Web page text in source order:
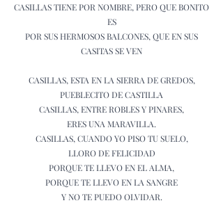
CASILLAS TIENE POR NOMBRE, PERO QUE BONITO
ES
POR SUS HERMOSOS BALCONES, QUE EN SUS
CASITAS SE VEN
CASILLAS, ESTA EN LA SIERRA DE GREDOS,
PUEBLECITO DE CASTILLA
CASILLAS, ENTRE ROBLES Y PINARES,
ERES UNA MARAVILLA.
CASILLAS, CUANDO YO PISO TU SUELO,
LLORO DE FELICIDAD
PORQUE TE LLEVO EN EL ALMA,
PORQUE TE LLEVO EN LA SANGRE
Y NO TE PUEDO OLVIDAR.